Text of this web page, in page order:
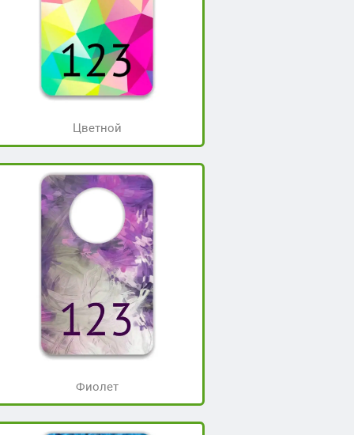
Цветной
Фиолет